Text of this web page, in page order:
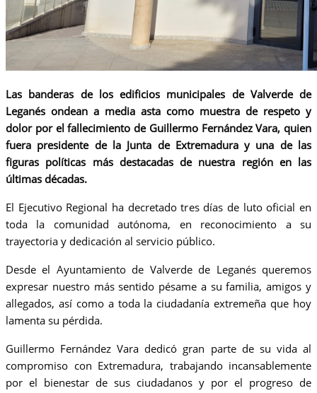
Las banderas de los edificios municipales de Valverde de
Leganés ondean a media asta como muestra de respeto y
dolor por el fallecimiento de Guillermo Fernández Vara, quien
fuera presidente de la Junta de Extremadura y una de las
figuras políticas más destacadas de nuestra región en las
últimas décadas.
El Ejecutivo Regional ha decretado tres días de luto oficial en
toda la comunidad autónoma, en reconocimiento a su
trayectoria y dedicación al servicio público.
Desde el Ayuntamiento de Valverde de Leganés queremos
expresar nuestro más sentido pésame a su familia, amigos y
allegados, así como a toda la ciudadanía extremeña que hoy
lamenta su pérdida.
Guillermo Fernández Vara dedicó gran parte de su vida al
compromiso con Extremadura, trabajando incansablemente
por el bienestar de sus ciudadanos y por el progreso de